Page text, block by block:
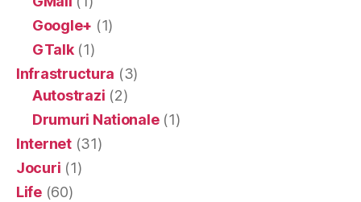
Google+ (1)
GTalk(1)
Infrastructura (3)
Autostrazi (2)
Drumuri Nationale(1)
Internet(31)
Jocuri (1)
Life(60)